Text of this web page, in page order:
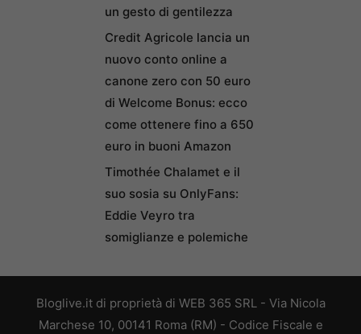
un gesto di gentilezza
Credit Agricole lancia un
nuovo conto online a
canone zero con 50 euro
di Welcome Bonus: ecco
come ottenere fino a 650
euro in buoni Amazon
Timothée Chalamet e il
suo sosia su OnlyFans:
Eddie Veyro tra
somiglianze e polemiche
Bloglive.it di proprietà di WEB 365 SRL - Via Nicola
Marchese 10, 00141 Roma (RM) - Codice Fiscale e